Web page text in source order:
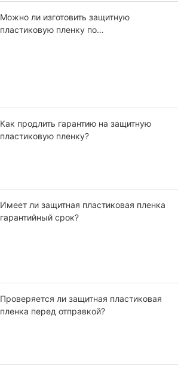
Можно ли изготовить защитную
пластиковую пленку по
Как продлить гарантию на защитную
пластиковую пленку?
Имеет ли защитная пластиковая пленка
гарантийный срок?
Проверяется ли защитная пластиковая
пленка перед отправкой?